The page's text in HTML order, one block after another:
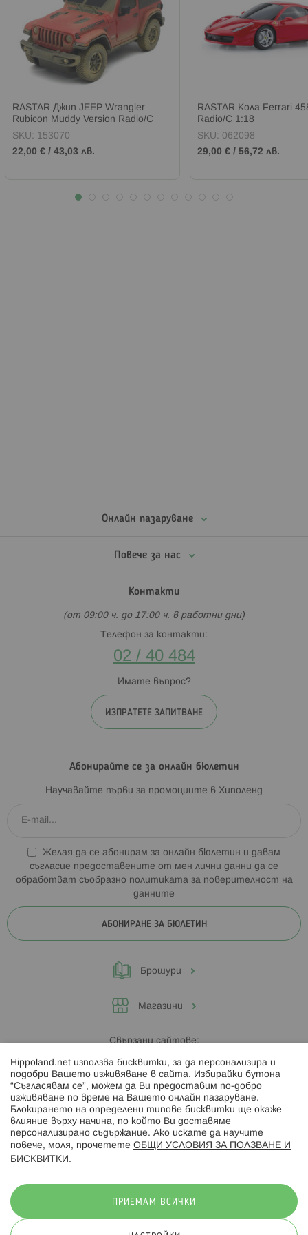
RASTAR Джип JEEP Wrangler
Rubicon Muddy Version Radio/C
1:24
SKU: 153070
22,00 € / 43,03 лв.
RASTAR Кола Ferrari
Radio/C 1:18
SKU: 062098
29,00 € / 56,72 лв.
Онлайн пазаруване
Повече за нас
Контакти
(от 09:00 ч. до 17:00 ч. в работни дни)
Телефон за контакти:
02 / 40 484
Имате въпрос?
ИЗПРАТЕТЕ ЗАПИТВАНЕ
Абонирайте се за онлайн бюлетин
Научавайте първи за промоциите в Хиполенд
Желая да се абонирам за онлайн бюлетин и давам
съгласие предоставените от мен лични данни да се
обработват съобразно политиката за поверителност на
данните
АБОНИРАНЕ ЗА БЮЛЕТИН
Брошури
Магазини
Свързани сайтове:
Hippoland.ro
Последвайте ни:
Hippoland.net използва бисквитки, за да персонализира и
подобри Вашето изживяване в сайта. Избирайки бутона
“Съгласявам се”, можем да Ви предоставим по-добро
изживяване по време на Вашето онлайн пазаруване.
Блокирането на определени типове бисквитки ще окаже
влияние върху начина, по който Ви доставяме
персонализирано съдържание. Ако искате да научите
повече, моля, прочетете ОБЩИ УСЛОВИЯ ЗА ПОЛЗВАНЕ И
БИСКВИТКИ .
ПРИЕМАМ ВСИЧКИ